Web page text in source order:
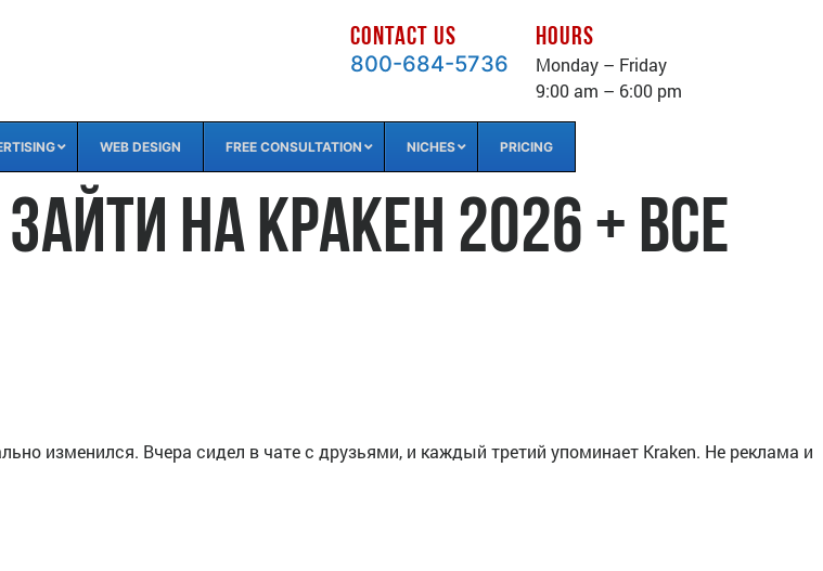
CONTACT US
800-684-5736
HOURS
Monday – Friday
9:00 am – 6:00 pm
WEB DESIGN FREE CONSULTATION NICHES PRICING
на Кракен 2026 + все
изменился. Вчера сидел в чате с друзьями, и каждый третий упоминает Kraken. Не реклама и